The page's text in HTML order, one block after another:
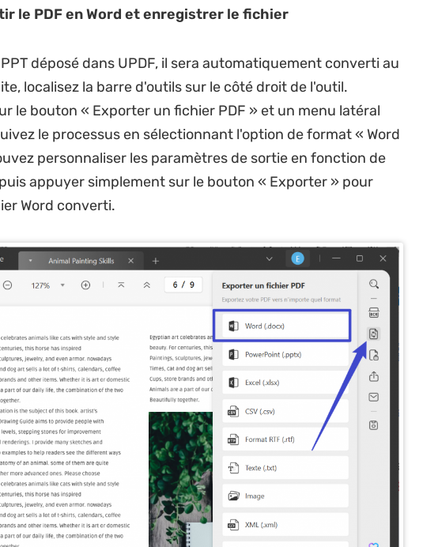
le PDF en Word et enregistrer le fichier
déposé dans UPDF, il sera automatiquement converti au
localisez la barre d'outils sur le côté droit de l'outil.
le bouton « Exporter un fichier PDF » et un menu latéral
le processus en sélectionnant l'option de format « Word
personnaliser les paramètres de sortie en fonction de
appuyer simplement sur le bouton « Exporter » pour
Word converti.